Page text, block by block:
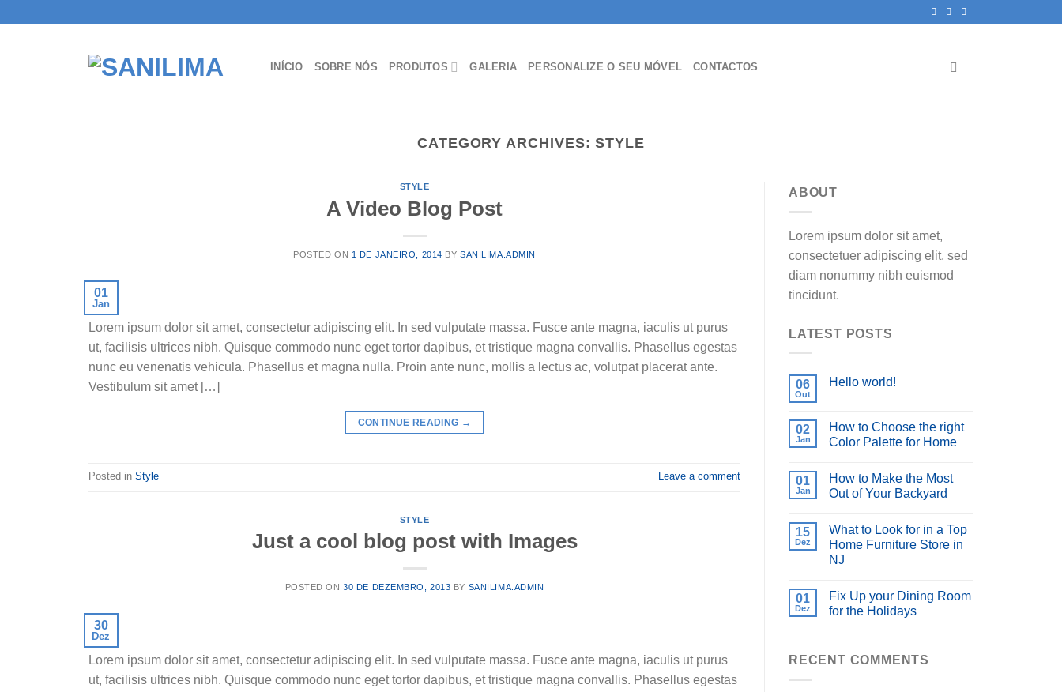
INÍCIO SOBRE NÓS PRODUTOS GALERIA PERSONALIZE O SEU MÓVEL CONTACTOS
CATEGORY ARCHIVES:STYLE
STYLE
A Video Blog Post
POSTED ON 1 DE JANEIRO, 2014 BYSANILIMA.ADMIN
01
Jan
Lorem ipsum dolor sit amet, consectetur adipiscing elit. In sed vulputate massa. Fusce ante magna, iaculis ut purus
ut, facilisis ultrices nibh. Quisque commodo nunc eget tortor dapibus, et tristique magna convallis. Phasellus egestas
nunc eu venenatis vehicula. Phasellus et magna nulla. Proin ante nunc, mollis a lectus ac, volutpat placerat ante.
Vestibulum sit amet […]
CONTINUE READING →
Posted in Style Leave a comment
STYLE
Just a cool blog post with Images
POSTED ON30 DE DEZEMBRO, 2013 BY SANILIMA.ADMIN
30
Dez
Lorem ipsum dolor sit amet, consectetur adipiscing elit. In sed vulputate massa. Fusce ante magna, iaculis ut purus
ut, facilisis ultrices nibh. Quisque commodo nunc eget tortor dapibus, et tristique magna convallis. Phasellus egestas
ABOUT
Lorem ipsum dolor sit amet,
consectetuer adipiscing elit, sed
diam nonummy nibh euismod
tincidunt.
LATEST POSTS
06
Out
Hello world!
02
Jan
How to Choose the right
Color Palette for Home
01
Jan
How to Make the Most
Out of Your Backyard
15
Dez
What to Look for in a Top
Home Furniture Store in
NJ
01
Dez
Fix Up your Dining Room
for the Holidays
RECENT COMMENTS